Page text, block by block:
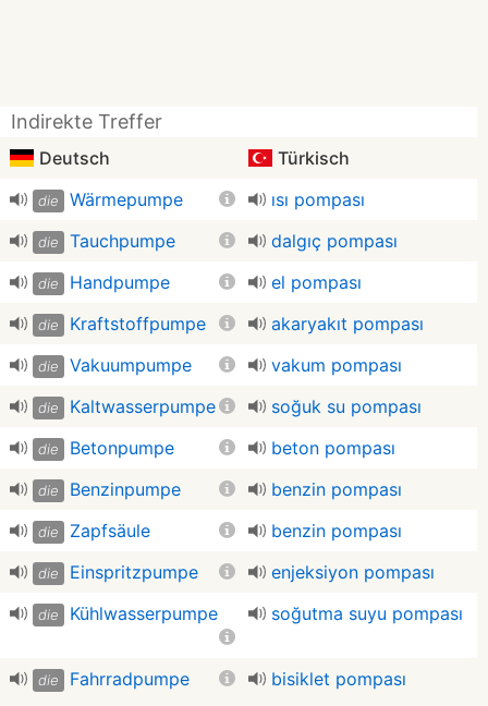
Indirekte Treffer
Deutsch Türkisch
die Wärmepumpe ısı pompası
die Tauchpumpe dalgıç pompası
die Handpumpe el pompası
die Kraftstoffpumpe akaryakıt pompası
die Vakuumpumpe vakum pompası
die Kaltwasserpumpe soğuk su pompası
die Betonpumpe beton pompası
die Benzinpumpe benzin pompası
die Zapfsäule benzin pompası
die Einspritzpumpe enjeksiyon pompası
die Kühlwasserpumpe soğutma suyu pompası
die Fahrradpumpe bisiklet pompası